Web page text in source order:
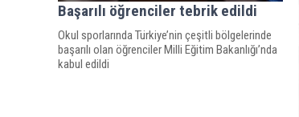
Başarılı öğrenciler tebrik edildi
Okul sporlarında Türkiye’nin çeşitli bölgelerinde
başarılı olan öğrenciler Milli Eğitim Bakanlığı’nda
kabul edildi